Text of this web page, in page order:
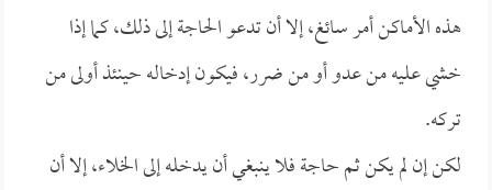
هذه الأماكن أمر سائغ، إلا أن تدعو الحاجة إلى ذلك، كما إذا
خشي عليه من عدو أو من ضرر، فيكون إدخاله حينئذ أولى من
تركه.
لكن إن لم يكن ثم حاجة فلا ينبغي أن يدخله إلى الخلاء، إلا أن